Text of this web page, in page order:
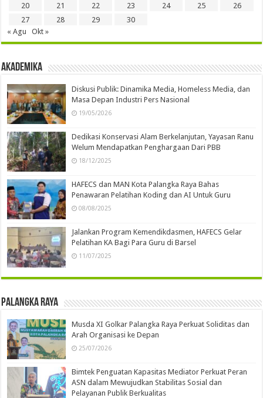
20
21 22 23 24 25
26
27
28 29
30
« Agu
Okt »
Akademika
Diskusi Publik: Dinamika Media, Homeless Media, dan
Masa Depan Industri Pers Nasional
19/05/2026
Dedikasi Konservasi Alam Berkelanjutan, Yayasan Ranu
Welum Mendapatkan Penghargaan Dari PBB
18/12/2025
HAFECS dan MAN Kota Palangka Raya Bahas
Penawaran Pelatihan Koding dan AI Untuk Guru
08/08/2025
Jalankan Program Kemendikdasmen, HAFECS Gelar
Pelatihan KA Bagi Para Guru di Barsel
11/07/2025
Palangka Raya
Musda XI Golkar Palangka Raya Perkuat Soliditas dan
Arah Organisasi ke Depan
25/07/2026
Bimtek Penguatan Kapasitas Mediator Perkuat Peran
ASN dalam Mewujudkan Stabilitas Sosial dan
Pelayanan Publik Berkualitas